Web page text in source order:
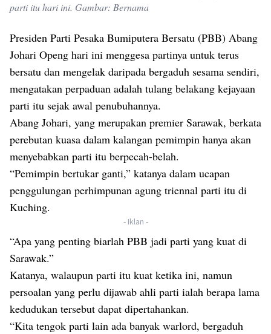
parti itu hari ini. Gambar: Bernama
Presiden Parti Pesaka Bumiputera Bersatu (PBB) Abang
Johari Openg hari ini menggesa partinya untuk terus
bersatu dan mengelak daripada bergaduh sesama sendiri,
mengatakan perpaduan adalah tulang belakang kejayaan
parti itu sejak awal penubuhannya.
Abang Johari, yang merupakan premier Sarawak, berkata
perebutan kuasa dalam kalangan pemimpin hanya akan
menyebabkan parti itu berpecah-belah.
“Pemimpin bertukar ganti,” katanya dalam ucapan
penggulungan perhimpunan agung triennal parti itu di
Kuching.
- Iklan -
“Apa yang penting biarlah PBB jadi parti yang kuat di
Sarawak.”
Katanya, walaupun parti itu kuat ketika ini, namun
persoalan yang perlu dijawab ahli parti ialah berapa lama
kedudukan tersebut dapat dipertahankan.
“Kita tengok parti lain ada banyak warlord, bergaduh